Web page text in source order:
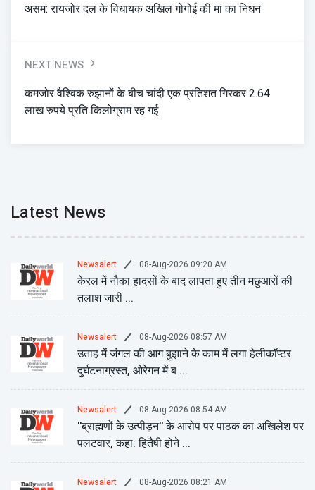
असम: रायजोर दल के विधायक अखिल गोगोई की मां का निधन
NEXT NEWS
कमजोर वैश्विक रुझानों के बीच चांदी एक प्रतिशत गिरकर 2.64
लाख रुपये प्रति किलोग्राम रह गई
Latest News
Newsalert 08-Aug-2026 09:20 AM
केरल में नौका हादसों के बाद लापता हुए तीन मछुआरों की
तलाश जारी ...
Newsalert 08-Aug-2026 08:57 AM
उताह में जंगल की आग बुझाने के काम में लगा हेलीकॉप्टर
दुर्घटनाग्रस्त, ओरेगन में ब ...
Newsalert 08-Aug-2026 08:54 AM
''ब्राह्मणों के उत्पीड़न'' के आरोप पर पाठक का अखिलेश पर
पलटवार, कहा: हितैषी होने ...
Newsalert 08-Aug-2026 08:21 AM